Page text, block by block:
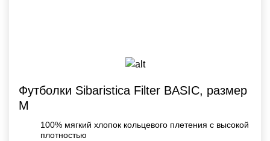
Футболки Sibaristica Filter BASIC, размер
М
100% мягкий хлопок кольцевого плетения с высокой
плотностью